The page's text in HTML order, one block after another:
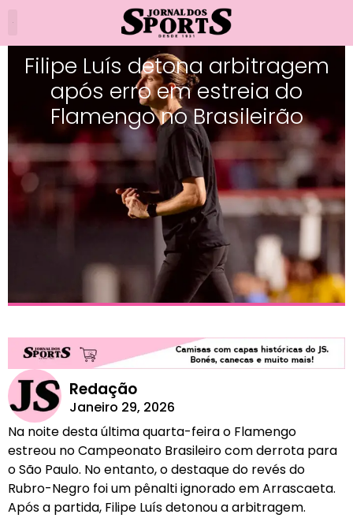
Filipe Luís detona arbitragem
após erro em estreia do
Flamengo no Brasileirão
Redação
Janeiro 29, 2026
Na noite desta última quarta-feira o Flamengo
estreou no Campeonato Brasileiro com derrota para
o São Paulo. No entanto, o destaque do revés do
Rubro-Negro foi um pênalti ignorado em Arrascaeta.
Após a partida, Filipe Luís detonou a arbitragem.